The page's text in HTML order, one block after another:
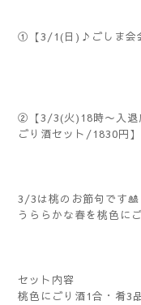
①【3/1(日)♪ごしま会
②【3/3(火)18時〜入
ごり酒セット/1830円
3/3は桃のお節句です
うららかな春を桃色に
セット内容
桃色にごり酒1合・肴3